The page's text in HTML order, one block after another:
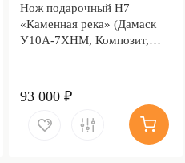
Нож подарочный Н7
«Каменная река» (Дамаск
У10А-7ХНМ, Композит,
93 000 ₽